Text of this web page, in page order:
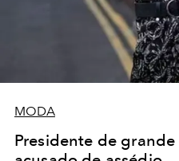
MODA
Presidente de